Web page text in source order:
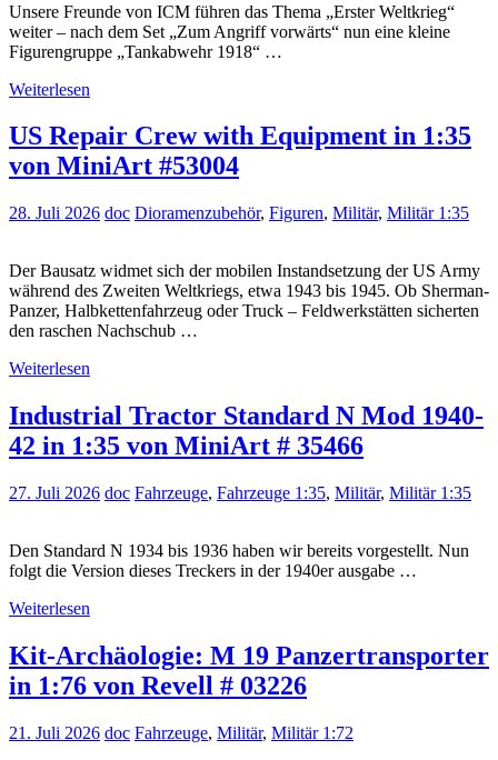
Unsere Freunde von ICM führen das Thema „Erster Weltkrieg“
weiter – nach dem Set „Zum Angriff vorwärts“ nun eine kleine
Figurengruppe „Tankabwehr 1918“ …
Weiterlesen
US Repair Crew with Equipment in 1:35
von MiniArt #53004
28. Juli 2026 doc Dioramenzubehör, Figuren, Militär, Militär 1:35
Der Bausatz widmet sich der mobilen Instandsetzung der US Army
während des Zweiten Weltkriegs, etwa 1943 bis 1945. Ob Sherman-
Panzer, Halbkettenfahrzeug oder Truck – Feldwerkstätten sicherten
den raschen Nachschub …
Weiterlesen
Industrial Tractor Standard N Mod 1940-
42 in 1:35 von MiniArt # 35466
27. Juli 2026 doc Fahrzeuge, Fahrzeuge 1:35, Militär, Militär 1:35
Den Standard N 1934 bis 1936 haben wir bereits vorgestellt. Nun
folgt die Version dieses Treckers in der 1940er ausgabe …
Weiterlesen
Kit-Archäologie: M 19 Panzertransporter
in 1:76 von Revell # 03226
21. Juli 2026 doc Fahrzeuge, Militär, Militär 1:72